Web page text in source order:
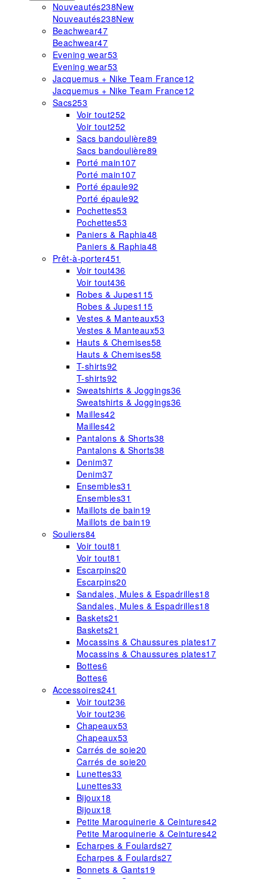
Nouveautés238New
Nouveautés238New
Beachwear47
Beachwear47
Evening wear53
Evening wear53
Jacquemus + Nike Team France12
Jacquemus + Nike Team France12
Sacs253
Voir tout252
Voir tout252
Sacs bandoulière89
Sacs bandoulière89
Porté main107
Porté main107
Porté épaule92
Porté épaule92
Pochettes53
Pochettes53
Paniers & Raphia48
Paniers & Raphia48
Prêt-à-porter451
Voir tout436
Voir tout436
Robes & Jupes115
Robes & Jupes115
Vestes & Manteaux53
Vestes & Manteaux53
Hauts & Chemises58
Hauts & Chemises58
T-shirts92
T-shirts92
Sweatshirts & Joggings36
Sweatshirts & Joggings36
Mailles42
Mailles42
Pantalons & Shorts38
Pantalons & Shorts38
Denim37
Denim37
Ensembles31
Ensembles31
Maillots de bain19
Maillots de bain19
Souliers84
Voir tout81
Voir tout81
Escarpins20
Escarpins20
Sandales, Mules & Espadrilles18
Sandales, Mules & Espadrilles18
Baskets21
Baskets21
Mocassins & Chaussures plates17
Mocassins & Chaussures plates17
Bottes6
Bottes6
Accessoires241
Voir tout236
Voir tout236
Chapeaux53
Chapeaux53
Carrés de soie20
Carrés de soie20
Lunettes33
Lunettes33
Bijoux18
Bijoux18
Petite Maroquinerie & Ceintures42
Petite Maroquinerie & Ceintures42
Echarpes & Foulards27
Echarpes & Foulards27
Bonnets & Gants19